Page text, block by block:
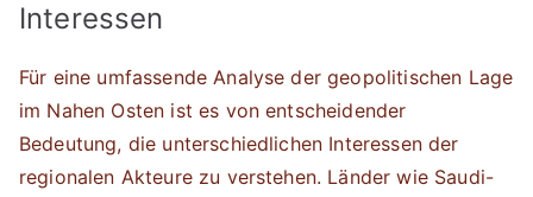
Interessen
Für eine umfassende Analyse der geopolitischen Lage
im Nahen Osten ist es von entscheidender
Bedeutung, die unterschiedlichen Interessen der
regionalen Akteure zu verstehen. Länder wie Saudi-